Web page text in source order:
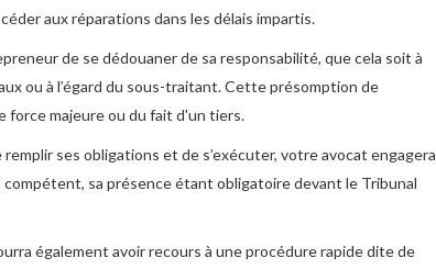
aux réparations dans les délais impartis.
de se dédouaner de sa responsabilité, que cela soit à
ou à l’égard du sous-traitant. Cette présomption de
force majeure ou du fait d'un tiers.
ses obligations et de s’exécuter, votre avocat engagera
sa présence étant obligatoire devant le Tribunal
également avoir recours à une procédure rapide dite de